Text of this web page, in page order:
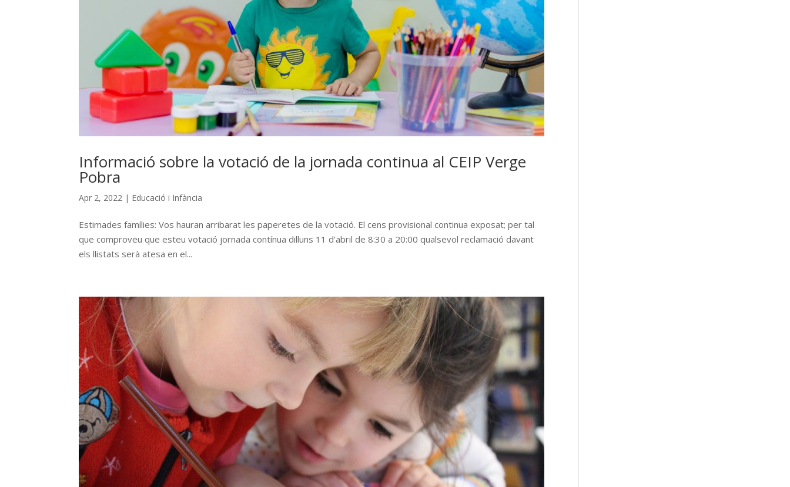
Informació sobre la votació de la jornada continua al CEIP Verge
Pobra
Apr 2, 2022 | Educació i Infància
Estimades famílies: Vos hauran arribarat les paperetes de la votació. El cens provisional continua exposat; per tal
que comproveu que esteu votació jornada contínua dilluns 11 d’abril de 8:30 a 20:00 qualsevol reclamació davant
els llistats serà atesa en el...